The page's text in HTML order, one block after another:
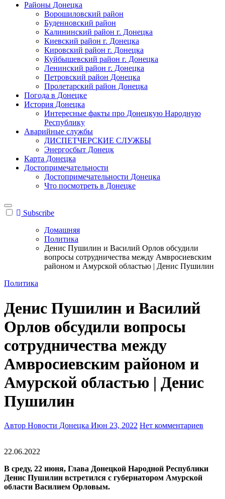
Районы Донецка
Ворошиловский район
Буденновский район
Калининский район г. Донецка
Киевский район г. Донецка
Кировский район г. Донецка
Куйбышевский район г. Донецка
Ленинский район г. Донецка
Петровский район Донецка
Пролетарский район Донецка
Погода в Донецке
История Донецка
Интересные факты про Донецкую Народную
Республику
Аварийные службы
ДИСПЕТЧЕРСКИЕ СЛУЖБЫ
Энергосбыт Донецк
Карта Донецка
Достопримечательности
Достопримечательности Донецка
Что посмотреть в Донецке
Subscribe
Домашняя
Политика
Денис Пушилин и Василий Орлов обсудили
вопросы сотрудничества между Амвросиевским
районом и Амурской областью | Денис Пушилин
Политика
Денис Пушилин и Василий
Орлов обсудили вопросы
сотрудничества между
Амвросиевским районом и
Амурской областью | Денис
Пушилин
Автор Новости Донецка Июн 23, 2022 Нет комментариев
22.06.2022
В среду, 22 июня, Глава Донецкой Народной Республики
Денис Пушилин встретился с губернатором Амурской
области Василием Орловым.